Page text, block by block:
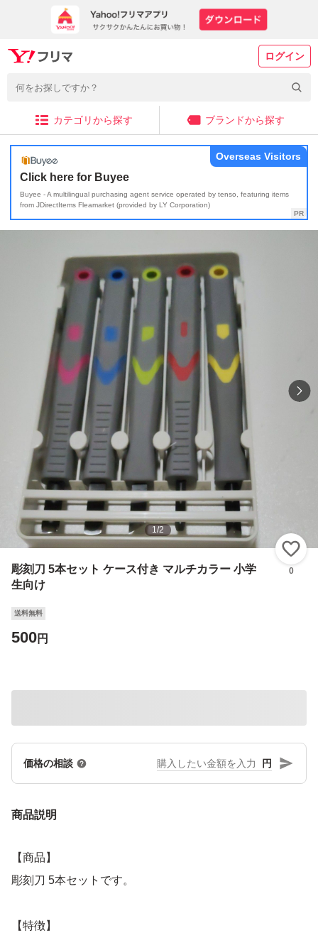
ログイン
カテゴリから探す ブランドから探す
Click here for Buyee
Buyee - A multilingual purchasing agent service operated by tenso, featuring items
from JDirectItems Fleamarket (provided by LY Corporation)
Overseas Visitors
1/2
彫刻刀 5本セット ケース付き マルチカラー 小学
生向け
0
送料無料
500円
価格の相談 円
商品説明
【商品】
彫刻刀 5本セットです。
【特徴】